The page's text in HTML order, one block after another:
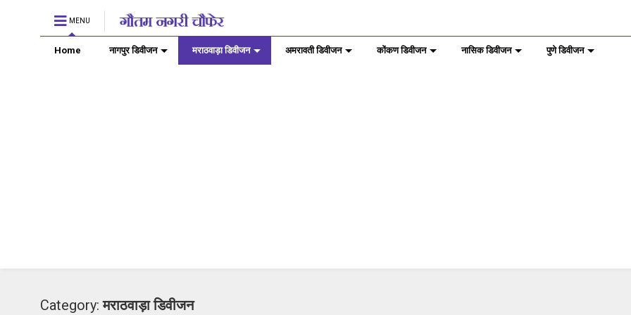
MENU
Home नागपुर डिवीजन मराठवाड़ा डिवीजन अमरावती डिवीजन कोंकण डिवीजन नासिक डिवीजन पुणे डिवीजन
Category:मराठवाड़ा डिवीजन